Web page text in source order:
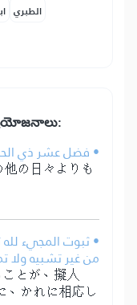
الطبري
• فضل عشر ذي
の日々よりも
• ثبوت المجيء لله
من غير تشبيه ولا
とが、擬人
、かれに相応し